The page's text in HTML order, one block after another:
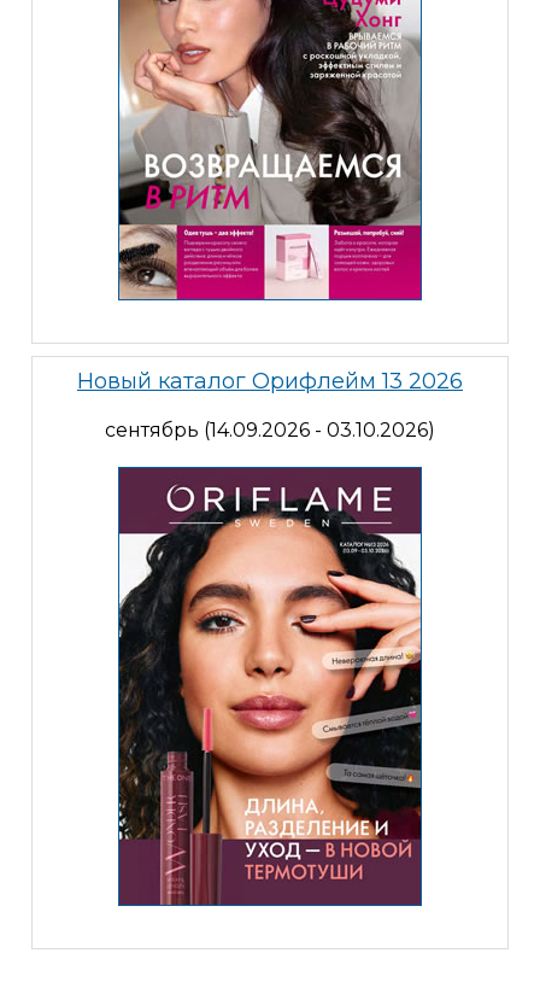
Новый каталог Орифлейм 13 2026
сентябрь (14.09.2026 - 03.10.2026)